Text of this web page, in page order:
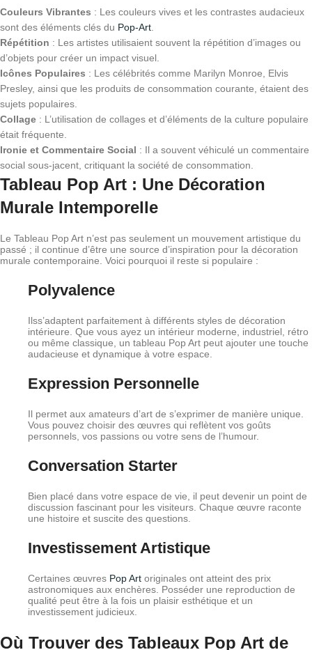
Couleurs Vibrantes : Les couleurs vives et les contrastes audacieux
sont des éléments clés du Pop-Art.
Répétition : Les artistes utilisaient souvent la répétition d’images ou
d’objets pour créer un impact visuel.
Icônes Populaires : Les célébrités comme Marilyn Monroe, Elvis
Presley, ainsi que les produits de consommation courante, étaient des
sujets populaires.
Collage : L’utilisation de collages et d’éléments de la culture populaire
était fréquente.
Ironie et Commentaire Social : Il a souvent véhiculé un commentaire
social sous-jacent, critiquant la société de consommation.
Tableau Pop Art : Une Décoration
Murale Intemporelle
Le Tableau Pop Art n’est pas seulement un mouvement artistique du
passé ; il continue d’être une source d’inspiration pour la décoration
murale contemporaine. Voici pourquoi il reste si populaire :
Polyvalence
Ilss’adaptent parfaitement à différents styles de décoration
intérieure. Que vous ayez un intérieur moderne, industriel, rétro
ou même classique, un tableau Pop Art peut ajouter une touche
audacieuse et dynamique à votre espace.
Expression Personnelle
Il permet aux amateurs d’art de s’exprimer de manière unique.
Vous pouvez choisir des œuvres qui reflètent vos goûts
personnels, vos passions ou votre sens de l’humour.
Conversation Starter
Bien placé dans votre espace de vie, il peut devenir un point de
discussion fascinant pour les visiteurs. Chaque œuvre raconte
une histoire et suscite des questions.
Investissement Artistique
Certaines œuvres Pop Art originales ont atteint des prix
astronomiques aux enchères. Posséder une reproduction de
qualité peut être à la fois un plaisir esthétique et un
investissement judicieux.
Où Trouver des Tableaux Pop Art de